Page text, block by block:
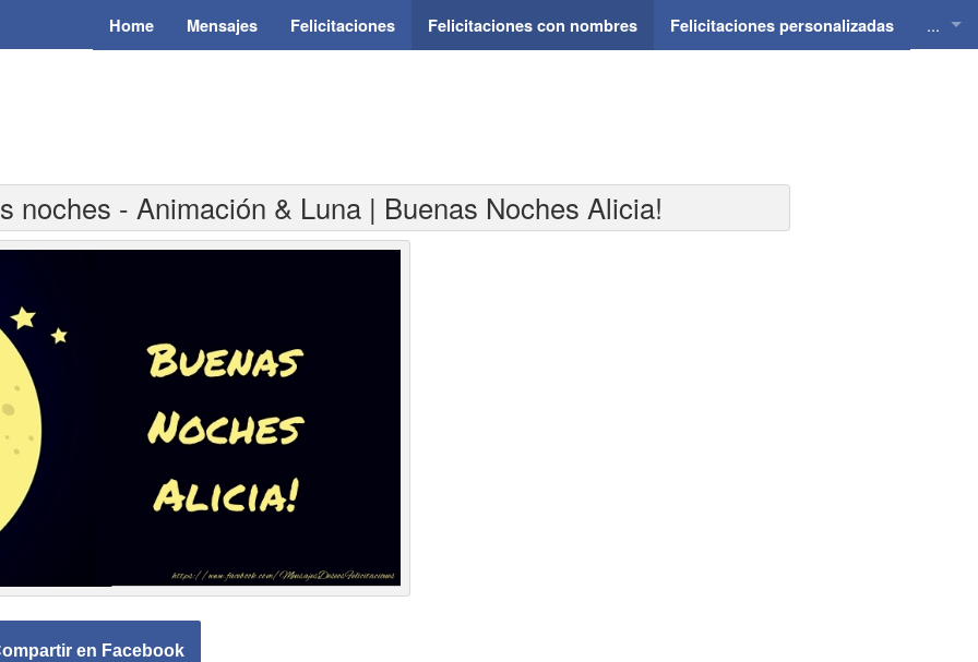
Home Mensajes Felicitaciones Felicitaciones con nombres Felicitaciones personalizadas ...
noches - Animación & Luna | Buenas Noches Alicia!
en Facebook